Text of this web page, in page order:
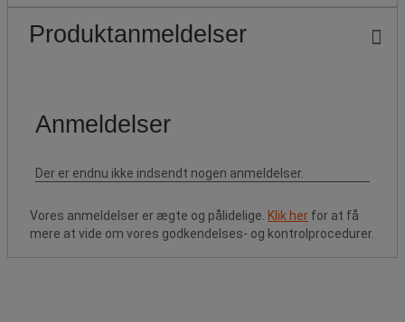
Produktanmeldelser
Vores anmeldelser er ægte og pålidelige. Klik her for at få
mere at vide om vores godkendelses- og kontrolprocedurer.